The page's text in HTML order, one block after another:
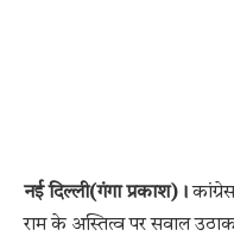
नई दिल्ली(गंगा प्रकाश)।
राम के अस्तित्व पर सवाल